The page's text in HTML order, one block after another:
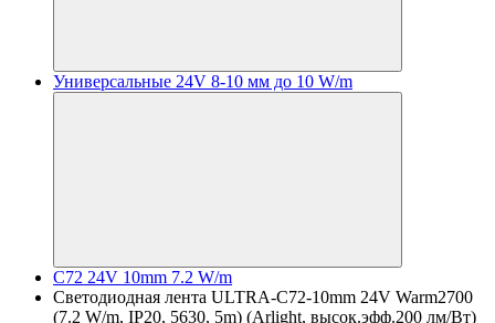
Универсальные 24V 8-10 мм до 10 W/m
C72 24V 10mm 7.2 W/m
Светодиодная лента ULTRA-C72-10mm 24V Warm2700
(7.2 W/m, IP20, 5630, 5m) (Arlight, высок.эфф.200 лм/Вт)